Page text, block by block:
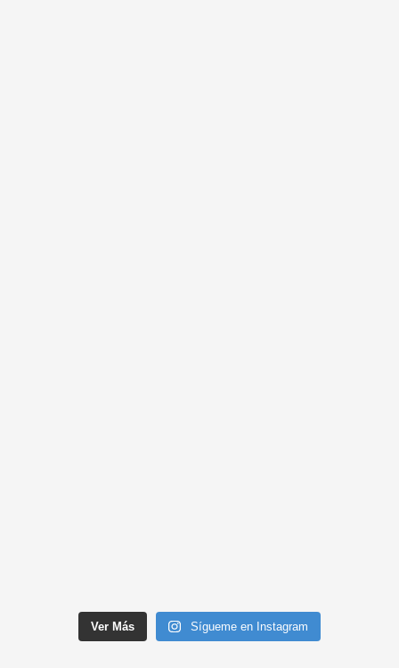
Ver Más Sígueme en Instagram